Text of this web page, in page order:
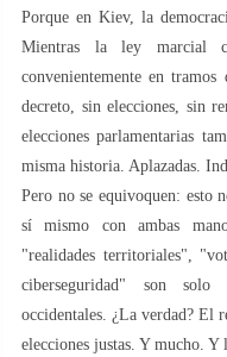
Porque en Kiev, la
Mientras la ley marcial
convenientemente en
decreto, sin elecciones, sin
elecciones parlamentarias
misma historia. Aplazadas.
Pero no se equivoquen: esto
sí mismo con ambas
"realidades territoriales",
ciberseguridad" son solo
occidentales. ¿La verdad? El
elecciones justas. Y mucho. Y